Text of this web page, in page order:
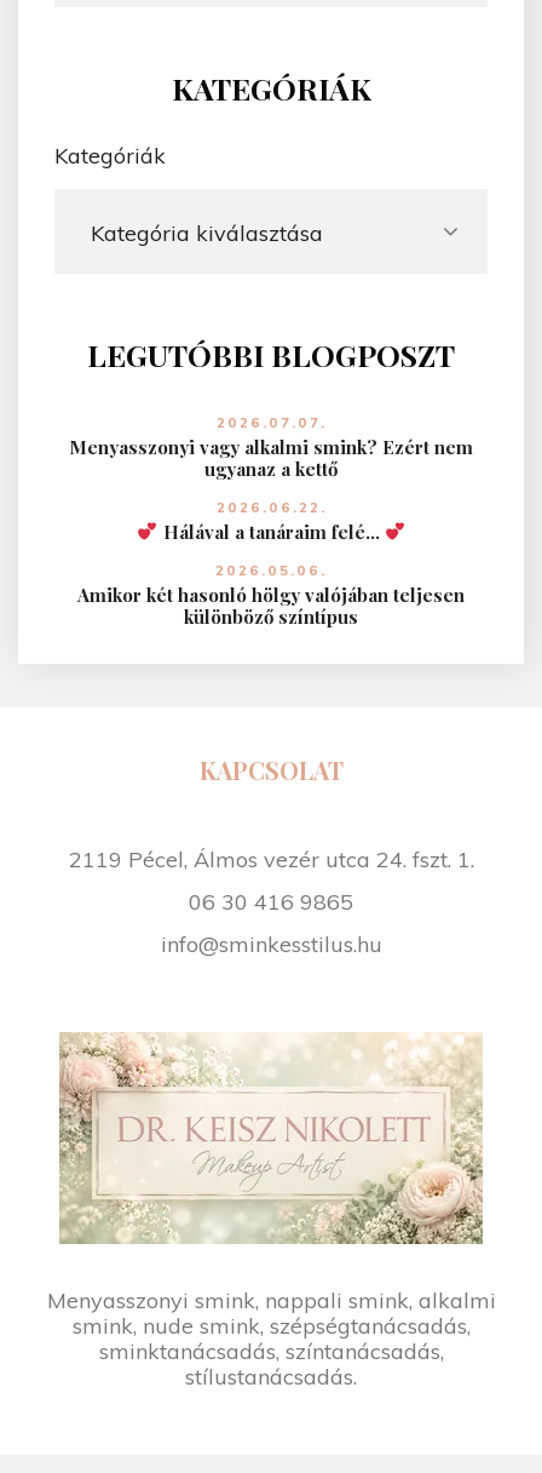
KATEGÓRIÁK
Kategóriák
LEGUTÓBBI BLOGPOSZT
Menyasszonyi vagy alkalmi smink? Ezért nem
ugyanaz a kettő
2026.07.07.
Hálával a tanáraim felé…
2026.06.22.
Amikor két hasonló hölgy valójában teljesen
különböző színtípus
2026.05.06.
KAPCSOLAT
2119 Pécel, Álmos vezér utca 24. fszt. 1.
06 30 416 9865
info@sminkesstilus.hu
Menyasszonyi smink, nappali smink, alkalmi
smink, nude smink, szépségtanácsadás,
sminktanácsadás, színtanácsadás,
stílustanácsadás.